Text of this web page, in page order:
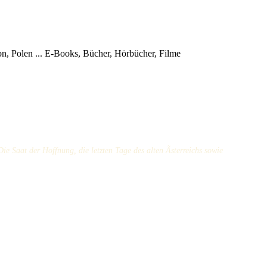
Polen ... E-Books, Bücher, Hörbücher, Filme
Saat der Hoffnung, die letzten Tage des alten Ãsterreichs sowie